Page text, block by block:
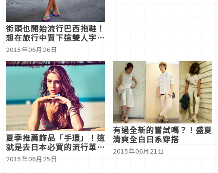
街頭也開始流行巴西拖鞋！
想在旅行中買下這雙人字拖
♪
2015年06月26日
夏季推薦飾品「手環」！這
就是去日本必買的流行單
品！
2015年06月25日
有過全新的嘗試嗎？！盛夏
清爽全白日系穿搭
2015年06月21日